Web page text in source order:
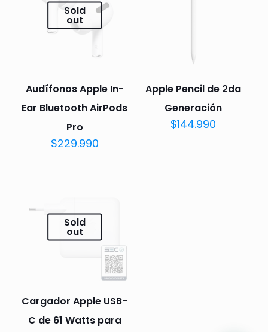
Sold
out
Audífonos Apple In-
Ear Bluetooth AirPods
Pro
$229.990
Apple Pencil de 2da
Generación
$144.990
Sold
out
Cargador Apple USB-
C de 61 Watts para